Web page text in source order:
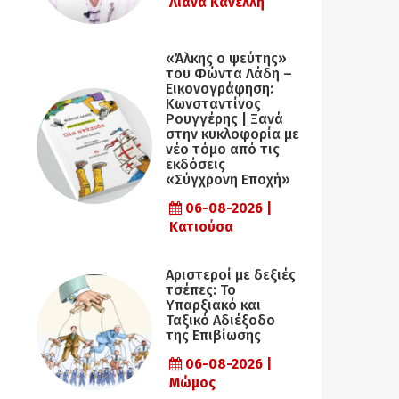
«Άλκης ο ψεύτης»
του Φώντα Λάδη –
Εικονογράφηση:
Κωνσταντίνος
Ρουγγέρης | Ξανά
στην κυκλοφορία με
νέο τόμο από τις
εκδόσεις
«Σύγχρονη Εποχή»
06-08-2026 |
Κατιούσα
Αριστεροί με δεξιές
τσέπες: Το
Υπαρξιακό και
Ταξικό Αδιέξοδο
της Επιβίωσης
06-08-2026 |
Μώμος